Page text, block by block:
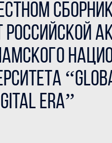
Российской
Era”